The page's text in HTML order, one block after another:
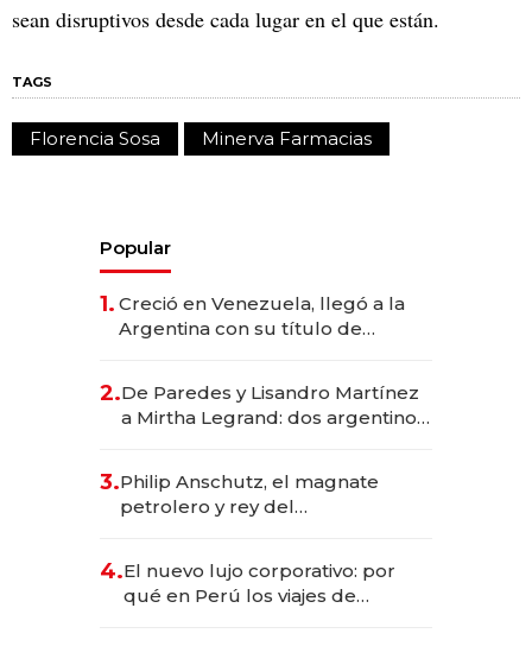
sean disruptivos desde cada lugar en el que están.
TAGS
Florencia Sosa Minerva Farmacias
Popular
1. Creció en Venezuela, llegó a la
Argentina con su título de
las marcas "fast premium"
2.De Paredes y Lisandro Martínez
a Mirtha Legrand: dos argentinos
3.Philip Anschutz, el magnate
petrolero y rey del
Fénix
4.El nuevo lujo corporativo: por
qué en Perú los viajes de